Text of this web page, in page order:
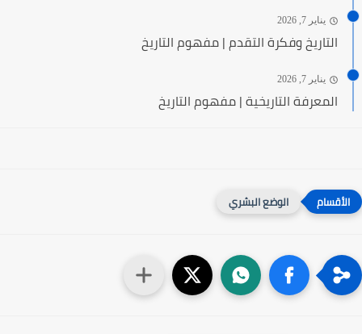
يناير 7, 2026
التاريخ وفكرة التقدم | مفهوم التاريخ
يناير 7, 2026
المعرفة التاريخية | مفهوم التاريخ
الوضع البشري